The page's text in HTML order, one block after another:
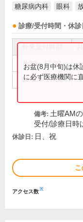
糖尿病内科
眼科
診療/受付時間・休診
8:30～12:30 ●
14:00～17:30 ●
お盆(8月中旬)は休
に必ず医療機関に
備考: 土曜AM
受付/診療日時
休診日: 日、祝
アクセス数※